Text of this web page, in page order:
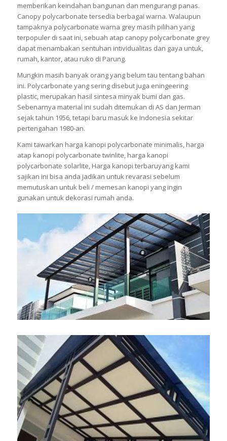
memberikan keindahan bangunan dan mengurangi panas.
Canopy polycarbonate tersedia berbagai warna. Walaupun
tampaknya polycarbonate warna grey masih pilihan yang
terpopuler di saat ini, sebuah atap canopy polycarbonate grey
dapat menambakan sentuhan intividualitas dan gaya untuk,
rumah, kantor, atau ruko di Parung.
Mungkin masih banyak orang yang belum tau tentang bahan
ini. Polycarbonate yang sering disebut juga eningeering
plastic, merupakan hasil sintesa minyak bumi dan gas.
Sebenarnya material ini sudah ditemukan di AS dan Jerman
sejak tahun 1956, tetapi baru masuk ke Indonesia sekitar
pertengahan 1980-an.
Kami tawarkan harga kanopi polycarbonate minimalis, harga
atap kanopi polycarbonate twinlite, harga kanopi
polycarbonate solarlite, Harga kanopi terbaruyang kami
sajikan ini bisa anda jadikan untuk revarasi sebelum
memutuskan untuk beli / memesan kanopi yang ingin
gunakan untuk dekorasi rumah anda.